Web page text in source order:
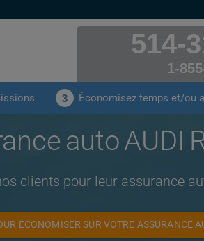
514-
1-
3 Économisez temps et/ou
auto AUDI
clients pour leur assurance
ÉCONOMISER SUR VOTRE ASSURANCE